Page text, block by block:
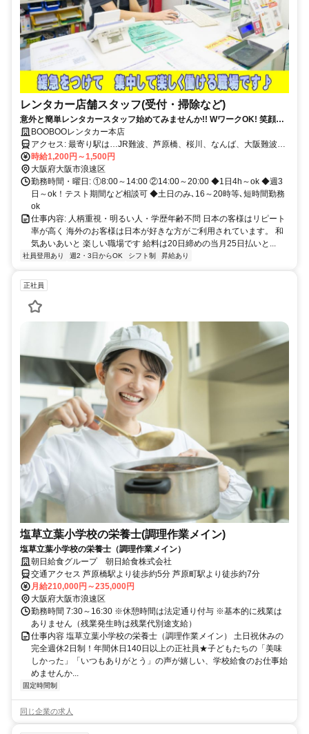
レンタカー店舗スタッフ(受付・掃除など)
意外と簡単レンタカースタッフ始めてみませんか!! WワークOK! 笑顔の
素敵なあなたを待っています!!（平日週3日～ /8-14時/14-20時）
BOOBOOレンタカー本店
アクセス: 最寄り駅は…JR難波、芦原橋、桜川、なんば、大阪難波、
など各線よりアクセス便利です
時給1,200円～1,500円
大阪府大阪市浪速区
勤務時間・曜日: ①8:00～14:00 ②14:00～20:00 ◆1日4h～ok ◆週3
日～ok！テスト期間など相談可 ◆土日のみ､16～20時等､短時間勤務
ok
仕事内容: 人柄重視・明るい人・学歴年齢不問 日本の客様はリピート
率が高く 海外のお客様は日本が好きな方がご利用されています。 和
気あいあいと 楽しい職場です 給料は20日締めの当月25日払いと...
社員登用あり 週2・3日からOK シフト制 昇給あり
正社員
塩草立葉小学校の栄養士(調理作業メイン)
塩草立葉小学校の栄養士（調理作業メイン）
朝日給食グループ 朝日給食株式会社
交通アクセス 芦原橋駅より徒歩約5分 芦原町駅より徒歩約7分
月給210,000円～235,000円
大阪府大阪市浪速区
勤務時間 7:30～16:30 ※休憩時間は法定通り付与 ※基本的に残業は
ありません（残業発生時は残業代別途支給）
仕事内容 塩草立葉小学校の栄養士（調理作業メイン） 土日祝休みの
完全週休2日制！年間休日140日以上の正社員★子どもたちの「美味
しかった」「いつもありがとう」の声が嬉しい、学校給食のお仕事始
めませんか...
固定時間制
同じ企業の求人